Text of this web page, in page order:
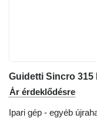
Guidetti Sincro 315
Ár érdeklődésre
Ipari gép - egyéb